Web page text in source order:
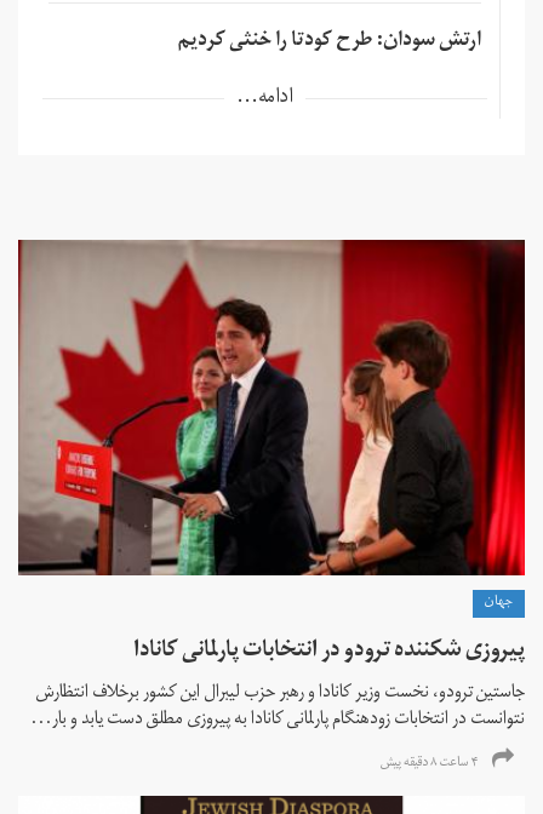
ارتش سودان: طرح کودتا را خنثی کردیم
ادامه...
جهان
پیروزی شکننده ترودو در انتخابات پارلمانی کانادا
جاستین ترودو، نخست وزیر کانادا و رهبر حزب لیبرال این کشور برخلاف انتظارش
نتوانست در انتخابات زود‌هنگام پارلمانی کانادا به پیروزی مطلق دست یابد و بار...
۴ ساعت ۸ دقیقه پیش